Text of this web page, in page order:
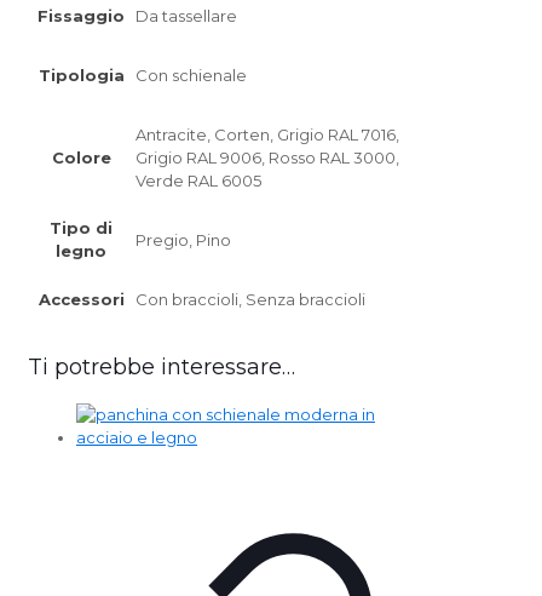
Fissaggio Da tassellare
Tipologia Con schienale
Colore
Antracite, Corten, Grigio RAL 7016,
Grigio RAL 9006, Rosso RAL 3000,
Verde RAL 6005
Tipo di
legno
Pregio, Pino
Accessori Con braccioli, Senza braccioli
Ti potrebbe interessare…